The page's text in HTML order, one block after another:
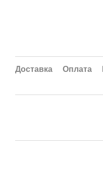
Доставка Оплата